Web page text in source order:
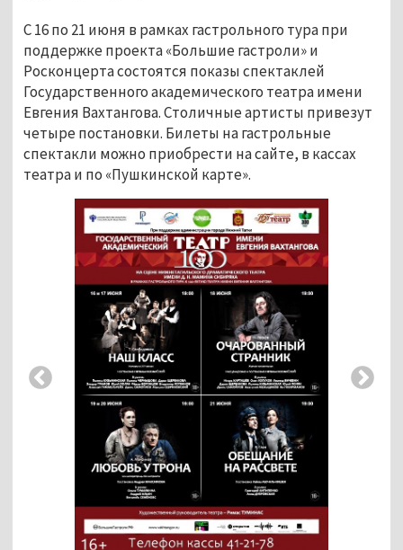
С 16 по 21 июня в рамках гастрольного тура при
поддержке проекта «Большие гастроли» и
Росконцерта состоятся показы спектаклей
Государственного академического театра имени
Евгения Вахтангова. Столичные артисты привезут
четыре постановки. Билеты на гастрольные
спектакли можно приобрести на сайте, в кассах
театра и по «Пушкинской карте».